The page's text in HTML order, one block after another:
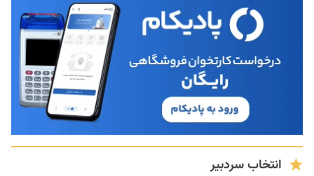
انتخاب سردبیر